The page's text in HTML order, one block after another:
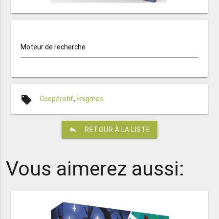
Moteur de recherche
local_offer Coopératif,Énigmes
reply RETOUR À LA LISTE
Vous aimerez aussi: